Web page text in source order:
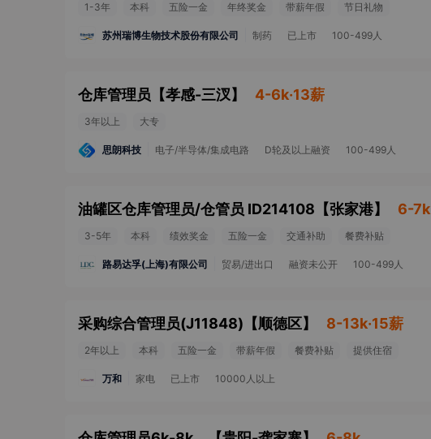
1-3年 本科 五险一金 年终奖金 带薪年假 节日礼物
苏州瑞博生物技术股份有限公司 制药 已上市 100-499人
仓库管理员 【孝感-三汊】 4-6k·13薪
3年以上 大专
思朗科技 电子/半导体/集成电路 D轮及以上融资 100-499人
油罐区仓库管理员/仓管员 ID214108 【张家港】 6-7k
3-5年 本科 绩效奖金 五险一金 交通补助 餐费补贴
路易达孚(上海)有限公司 贸易/进出口 融资未公开 100-499人
采购综合管理员(J11848) 【顺德区】 8-13k·15薪
2年以上 本科 五险一金 带薪年假 餐费补贴 提供住宿
万和 家电 已上市 10000人以上